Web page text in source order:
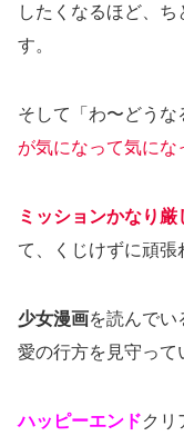
したくなるほど、
す。
そして「わ〜どうな
が気になって気にな
ミッションかなり厳
て、くじけずに頑張
少女漫画を読んでい
愛の行方を見守って
ハッピーエンドクリ